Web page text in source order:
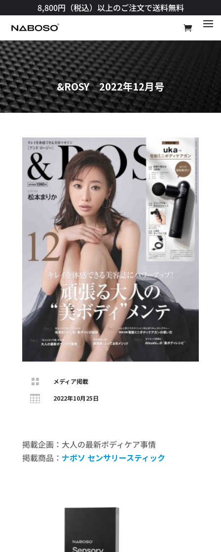
8,800円（税込）以上のご注文で送料無料​
&ROSY 2022年12月号
 メディア掲載
 2022年10月25日
掲載企画：大人の最新ボディケア事情
掲載商品： ナボソ センサリースティック